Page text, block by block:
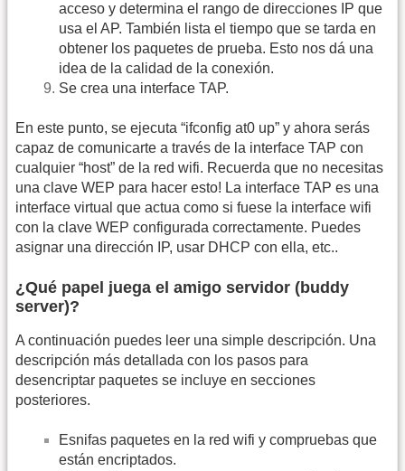
acceso y determina el rango de direcciones IP que
usa el AP. También lista el tiempo que se tarda en
obtener los paquetes de prueba. Esto nos dá una
idea de la calidad de la conexión.
Se crea una interface TAP.
En este punto, se ejecuta “ifconfig at0 up” y ahora serás
capaz de comunicarte a través de la interface TAP con
cualquier “host” de la red wifi. Recuerda que no necesitas
una clave WEP para hacer esto! La interface TAP es una
interface virtual que actua como si fuese la interface wifi
con la clave WEP configurada correctamente. Puedes
asignar una dirección IP, usar DHCP con ella, etc..
¿Qué papel juega el amigo servidor (buddy
server)?
A continuación puedes leer una simple descripción. Una
descripción más detallada con los pasos para
desencriptar paquetes se incluye en secciones
posteriores.
Esnifas paquetes en la red wifi y compruebas que
están encriptados.